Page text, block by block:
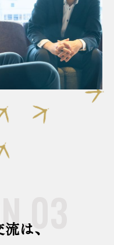
は、